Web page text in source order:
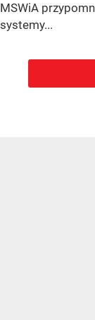
MSWiA
systemy...